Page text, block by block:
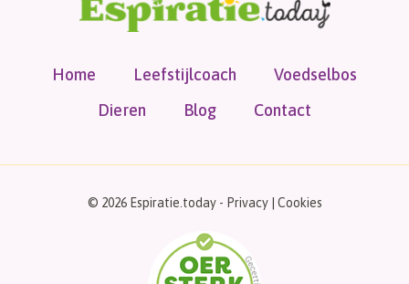
Home Leefstijlcoach
Voedselbos
Dieren
Blog Contact
© 2026 Espiratie.today - Privacy| Cookies